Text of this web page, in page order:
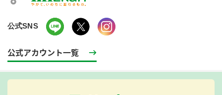
公式SNS
公式アカウント一覧